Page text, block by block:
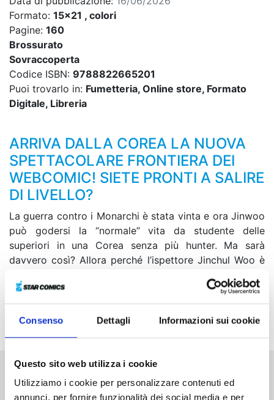
Consenso Dettagli Informazioni sui cookie
Questo sito web utilizza i cookie
Utilizziamo i cookie per personalizzare contenuti ed
annunci, per fornire funzionalità dei social media e per
Formato: 15x21 , colori
Pagine: 160
Brossurato
Sovraccoperta
Codice ISBN: 9788822665201
Puoi trovarlo in: Fumetteria, Online store, Formato
Digitale, Libreria
ARRIVA DALLA COREA LA NUOVA
SPETTACOLARE FRONTIERA DEI
WEBCOMIC! SIETE PRONTI A SALIRE
DI LIVELLO?
La guerra contro i Monarchi è stata vinta e ora Jinwoo
può godersi la “normale” vita da studente delle
superiori in una Corea senza più hunter. Ma sarà
davvero così? Allora perché l’ispettore Jinchul Woo è
criminali? Cosa sta accadendo nel deserto degli Stati
Uniti? Ma, soprattutto, perché Jinwoo desidera entrare
nella squadra di atletica della sua scuola?
Altri volumi della serie